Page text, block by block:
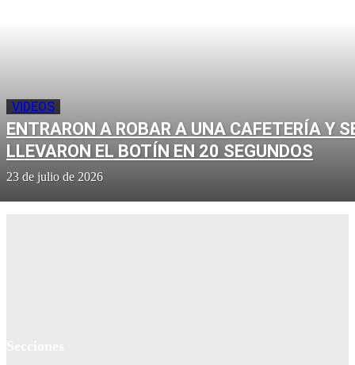
VIDEOS
ENTRARON A ROBAR A UNA CAFETERÍA Y
LLEVARON EL BOTÍN EN 20 SEGUNDOS
23 de julio de 2026